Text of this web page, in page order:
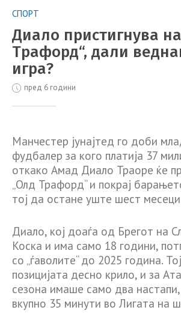
СПОРТ
Диало пристигнува
Трафорд“, дали
игра?
пред 6 години
Манчестер јунајтед го доби
фудбалер за кого платија 37
откако Амад Диало Траоре ќе
„Олд Трафорд“ и покрај
тој да остане уште шест
Диало, кој доаѓа од Брегот на
Коска и има само 18 години,
со „ѓаволите“ до 2025 година.
позицијата десно крило, и за
сезона имаше само два
вкупно 35 минути во Лигата на